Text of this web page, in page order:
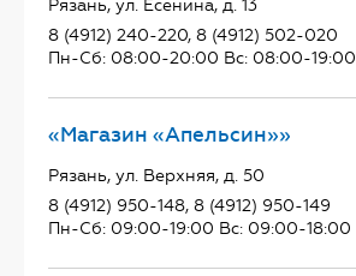
Рязань, ул. Есенина, д. 13
8 (4912) 240-220, 8 (4912) 502-020
Пн-Сб: 08:00-20:00 Вс: 08:00-19:00
«Магазин «Апельсин»»
Рязань, ул. Верхняя, д. 50
8 (4912) 950-148, 8 (4912) 950-149
Пн-Сб: 09:00-19:00 Вс: 09:00-18:00